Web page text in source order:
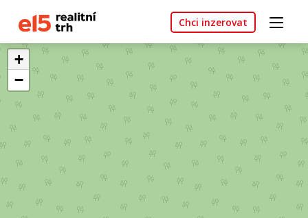
Chci inzerovat
+
−